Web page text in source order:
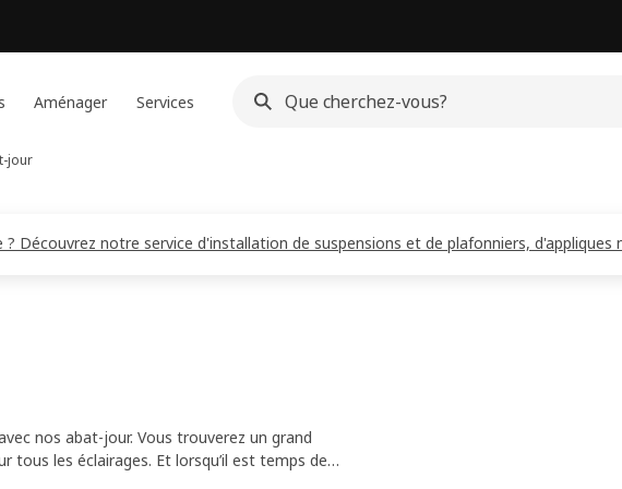
Aménager Services
jour
Découvrez notre service d'installation de suspensions et de plafonniers, d'appliques
nos abat-jour. Vous trouverez un grand
les éclairages. Et lorsqu’il est temps de
rien mais il sera du plus bel effet dans votre